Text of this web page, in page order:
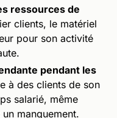
ressources de
clients, le matériel
pour son activité
pendant les
à des clients de son
salarié, même
manquement.